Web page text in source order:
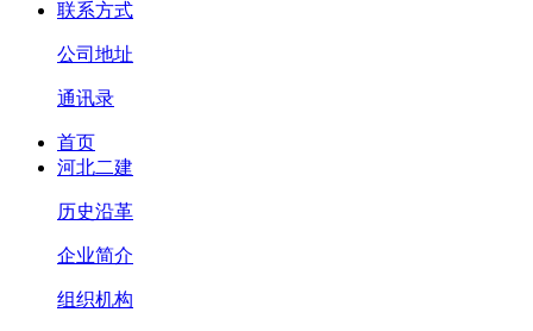
联系方式
公司地址
通讯录
首页
河北二建
历史沿革
企业简介
组织机构